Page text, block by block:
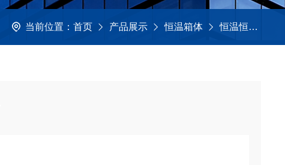
当前位置： 首页 产品展示 恒温箱体 恒温恒湿培养箱